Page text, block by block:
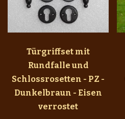
Türgriffset mit
Rundfalle und
Schlossrosetten - PZ -
Dunkelbraun - Eisen
verrostet